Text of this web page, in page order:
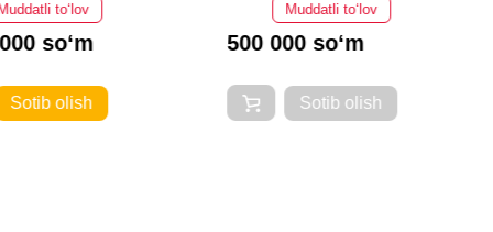
to‘lov
so‘m
Sotib olish
Muddatli to‘lov
500 000 so‘m
Sotib olish